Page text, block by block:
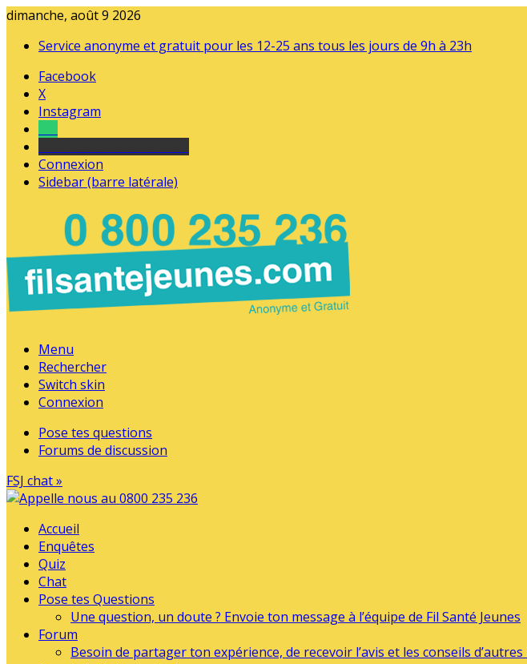
dimanche, août 9 2026
Service anonyme et gratuit pour les 12-25 ans tous les jours de 9h à 23h
Facebook
X
Instagram
Connexion
Sidebar (barre latérale)
Menu
Rechercher
Switch skin
Connexion
Pose tes questions
Forums de discussion
FSJ chat »
Accueil
Enquêtes
Quiz
Chat
Pose tes Questions
Une question, un doute ? Envoie ton message à l’équipe de Fil Santé Jeunes
Forum
Besoin de partager ton expérience, de recevoir l’avis et les conseils